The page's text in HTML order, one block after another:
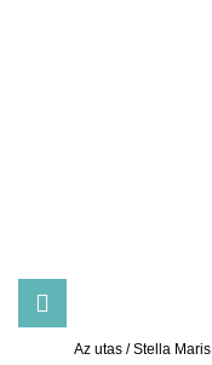
Az utas / Stella Maris